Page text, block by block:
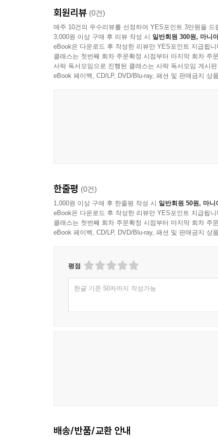
8권으로 구성된 시리즈의 각 권에는 미발지중(未
愚者不及也), 집기양단 용기중어민(執其兩端 用
책이자 총론에 해당하는 이 책은 40년에 걸쳐 전
모았다.
이 책은 크게 4부로 구성되어 있다. 1부는 ‘1980
회원리뷰 (0건)
매주 10건의 우수리뷰를 선정하여 YES포인트 3만원을 드
3,000원 이상 구매 후 리뷰 작성 시 일반회원 300원, 마니
eBook은 다운로드 후 작성한 리뷰만 YES포인트 지급됩니
클래스는 첫번째 회차 주문확정 시점부터 마지막 회차 주
사락 독서모임으로 진행된 클래스는 사락 독서모임 게시
eBook 페이백, CD/LP, DVD/Blu-ray, 패션 및 판매금지 상
한줄평 (0건)
1,000원 이상 구매 후 한줄평 작성 시 일반회원 50원, 마니
eBook은 다운로드 후 작성한 리뷰만 YES포인트 지급됩니
클래스는 첫번째 회차 주문확정 시점부터 마지막 회차 주
eBook 페이백, CD/LP, DVD/Blu-ray, 패션 및 판매금지 상
평점
한글 기준 50자까지 작성가능
배송/반품/교환 안내